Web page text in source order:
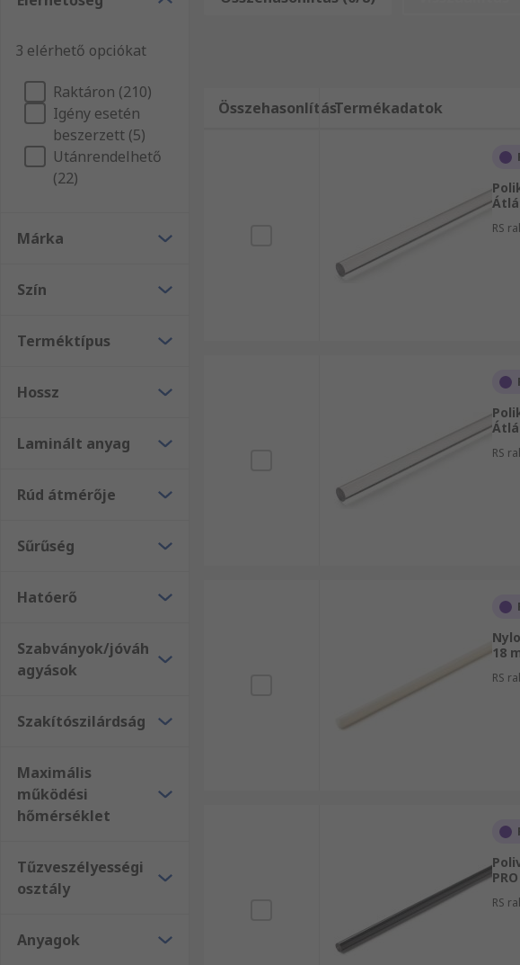
a műanyag rudakat tartalmazó felhasználók megtalálják, akril,
3 elérhető opciókat
Raktáron (210)
Igény esetén
beszerzett (5)
Utánrendelhető
(22)
Márka
Szín
Terméktípus
Hossz
Laminált anyag
Rúd átmérője
Sűrűség
Hatóerő
Szabványok/jóváh
agyások
Szakítószilárdság
Maximális
működési
hőmérséklet
Tűzveszélyességi
osztály
Anyagok
ÖsszehasonlításTermékadatok
RS
RS
18
RS
RS